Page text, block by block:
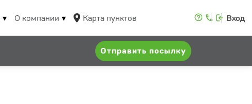
О компании Карта пунктов Вход
Отправить посылку